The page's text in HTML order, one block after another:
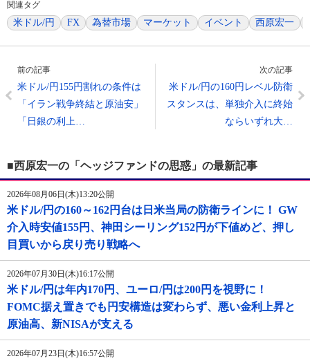
関連タグ
米ドル/円 FX 為替市場 マーケット イベント 西原宏一
前の記事
米ドル/円155円割れの条件は
「イラン戦争終結と原油安」
「日銀の利上…
次の記事
米ドル/円の160円レベル防衛
スタンスは、単独介入に終始
ならいずれ大…
■西原宏一の「ヘッジファンドの思惑」の最新記事
2026年08月06日(木)13:20公開
米ドル/円の160～162円台は日米当局の防衛ラインに！ GW
介入時安値155円、神田シーリング152円が下値めど、押し
目買いから戻り売り戦略へ
2026年07月30日(木)16:17公開
米ドル/円は年内170円、ユーロ/円は200円を視野に！
FOMC据え置きでも円安構造は変わらず、悪い金利上昇と
原油高、新NISAが支える
2026年07月23日(木)16:57公開